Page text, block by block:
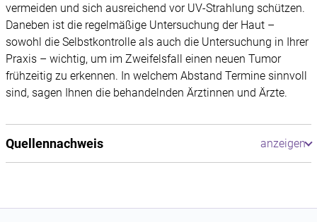
vermeiden und sich ausreichend vor UV-Strahlung schützen.
Daneben ist die regelmäßige Untersuchung der Haut –
sowohl die Selbstkontrolle als auch die Untersuchung in Ihrer
Praxis – wichtig, um im Zweifelsfall einen neuen Tumor
frühzeitig zu erkennen. In welchem Abstand Termine sinnvoll
sind, sagen Ihnen die behandelnden Ärztinnen und Ärzte.
Quellennachweis